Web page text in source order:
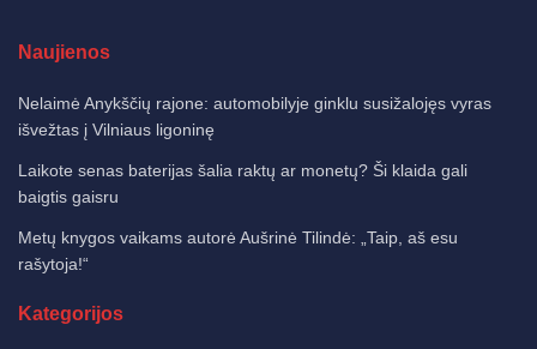
Naujienos
Nelaimė Anykščių rajone: automobilyje ginklu susižalojęs vyras
išvežtas į Vilniaus ligoninę
Laikote senas baterijas šalia raktų ar monetų? Ši klaida gali
baigtis gaisru
Metų knygos vaikams autorė Aušrinė Tilindė: „Taip, aš esu
rašytoja!“
Kategorijos